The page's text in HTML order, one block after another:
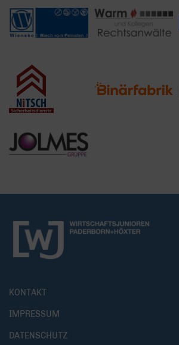
KONTAKT
IMPRESSUM
DATENSCHUTZ